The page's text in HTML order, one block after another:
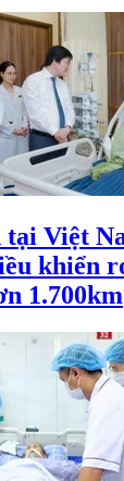
Việt
khiển
1.700km